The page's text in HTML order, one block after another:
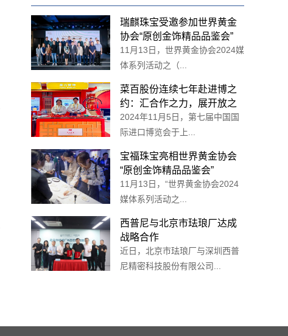
瑞麒珠宝受邀参加世界黄金
协会“原创金饰精品品鉴会”
11月13日，世界黄金协会2024媒
体系列活动之（...
菜百股份连续七年赴进博之
约：汇合作之力，展开放之
姿
2024年11月5日，第七届中国国
际进口博览会于上...
宝福珠宝亮相世界黄金协会
“原创金饰精品品鉴会”
11月13日，“世界黄金协会2024
媒体系列活动之...
西普尼与北京市珐琅厂达成
战略合作
近日，北京市珐琅厂与深圳西普
尼精密科技股份有限公司...